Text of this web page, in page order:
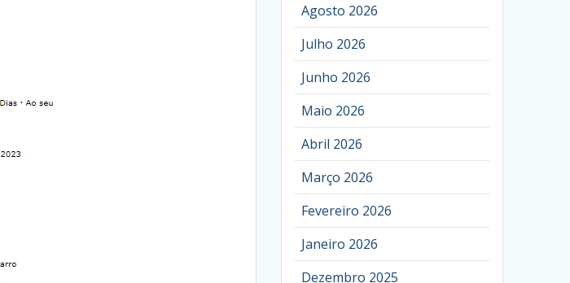
Agosto 2026
Julho 2026
Junho 2026
Maio 2026
Abril 2026
Março 2026
Fevereiro 2026
Janeiro 2026
Dezembro 2025